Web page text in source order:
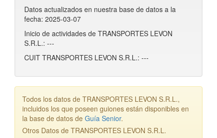
Datos actualizados en nuestra base de datos a la
fecha: 2025-03-07
Inicio de actividades de TRANSPORTES LEVON
S.R.L.: ---
CUIT TRANSPORTES LEVON S.R.L.: ---
Todos los datos de TRANSPORTES LEVON S.R.L.,
incluidos los que poseen guiones están disponibles en
la base de datos de Guía Senior.
Otros Datos de TRANSPORTES LEVON S.R.L.